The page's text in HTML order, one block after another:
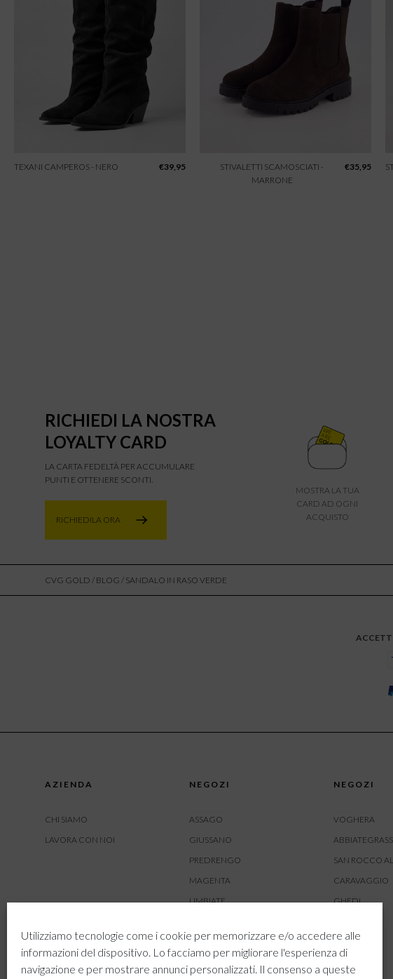
Utilizziamo tecnologie come i cookie per memorizzare e/o accedere alle
informazioni del dispositivo. Lo facciamo per migliorare l'esperienza di
navigazione e per mostrare annunci personalizzati. Il consenso a queste
TEXANI CAMPEROS - NERO €39,95
STIVALETTI SCAMOSCIATI -
MARRONE
€35,95
RICHIEDI LA NOSTRA
LOYALTY CARD
LA CARTA FEDELTÀ PER ACCUMULARE
PUNTI E OTTENERE SCONTI.
RICHIEDILA ORA
MOSTRA LA TUA
CARD AD OGNI
ACQUISTO
CVG GOLD / BLOG / SANDALO IN RASO VERDE
AZIENDA
CHI SIAMO
LAVORA CON NOI
NEGOZI
ASSAGO
GIUSSANO
PREDRENGO
MAGENTA
LIMBIATE
BUSNAGO
NEGOZI
VOGHERA
SAN ROCCO
CARAVAGGIO
GHEDI
CREMONA